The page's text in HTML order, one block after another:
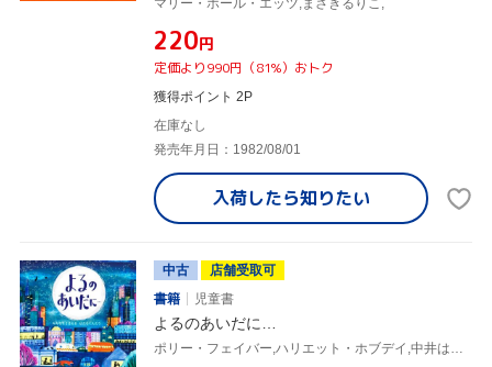
マリー・ホール・エッツ,まさきるりこ,
¥220円
定価より990円（81%）おトク
獲得ポイント 2P
在庫なし
発売年月日：1982/08/01
入荷したら知りたい
中古
店舗受取可
書籍
児童書
よるのあいだに…
ポリー・フェイバー,ハリエット・ホブデイ,中井はるの